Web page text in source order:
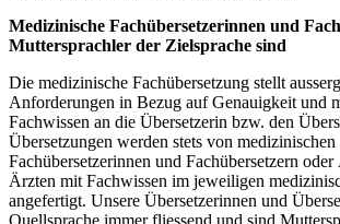
Medizinische Fachübersetzerinnen und
Muttersprachler der Zielsprache sind
Die medizinische Fachübersetzung stellt
Anforderungen in Bezug auf Genauigkeit und
Fachwissen an die Übersetzerin bzw. den
Übersetzungen werden stets von medizinischen
Fachübersetzerinnen und Fachübersetzern
Ärzten mit Fachwissen im jeweiligen
angefertigt. Unsere Übersetzerinnen und